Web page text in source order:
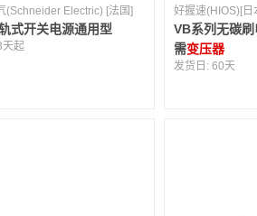
(Schneider Electric) [法国]
式开关电源通用型
天起
好握速(HIOS)[日
VB系列无碳
需变压器
发货日:60天